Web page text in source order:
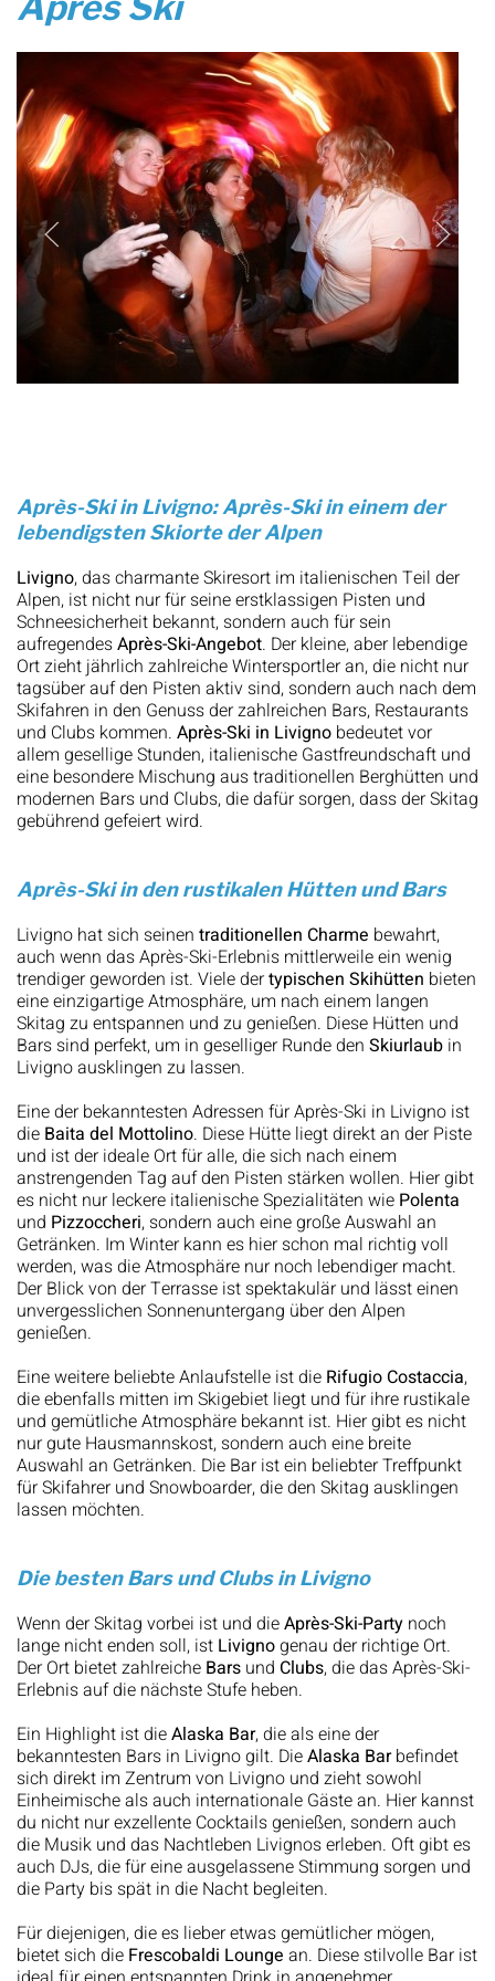
Après-Ski in Livigno: Après-Ski in einem der
lebendigsten Skiorte der Alpen
Livigno, das charmante Skiresort im italienischen Teil der
Alpen, ist nicht nur für seine erstklassigen Pisten und
Schneesicherheit bekannt, sondern auch für sein
aufregendesAprès-Ski-Angebot. Der kleine, aber lebendige
Ort zieht jährlich zahlreiche Wintersportler an, die nicht nur
tagsüber auf den Pisten aktiv sind, sondern auch nach dem
Skifahren in den Genuss der zahlreichen Bars, Restaurants
und Clubs kommen. Après-Ski in Livigno bedeutet vor
allem gesellige Stunden, italienische Gastfreundschaft und
eine besondere Mischung aus traditionellen Berghütten und
modernen Bars und Clubs, die dafür sorgen, dass der Skitag
gebührend gefeiert wird.
Après-Ski in den rustikalen Hütten und Bars
Livigno hat sich seinen traditionellen Charme bewahrt,
auch wenn das Après-Ski-Erlebnis mittlerweile ein wenig
trendiger geworden ist. Viele dertypischen Skihütten bieten
eine einzigartige Atmosphäre, um nach einem langen
Skitag zu entspannen und zu genießen. Diese Hütten und
Bars sind perfekt, um in geselliger Runde den Skiurlaub in
Livigno ausklingen zu lassen.
Eine der bekanntesten Adressen für Après-Ski in Livigno ist
die Baita del Mottolino. Diese Hütte liegt direkt an der Piste
und ist der ideale Ort für alle, die sich nach einem
anstrengenden Tag auf den Pisten stärken wollen. Hier gibt
es nicht nur leckere italienische Spezialitäten wie Polenta
und Pizzoccheri, sondern auch eine große Auswahl an
Getränken. Im Winter kann es hier schon mal richtig voll
werden, was die Atmosphäre nur noch lebendiger macht.
Der Blick von der Terrasse ist spektakulär und lässt einen
unvergesslichen Sonnenuntergang über den Alpen
genießen.
Eine weitere beliebte Anlaufstelle ist die Rifugio Costaccia,
die ebenfalls mitten im Skigebiet liegt und für ihre rustikale
und gemütliche Atmosphäre bekannt ist. Hier gibt es nicht
nur gute Hausmannskost, sondern auch eine breite
Auswahl an Getränken. Die Bar ist ein beliebter Treffpunkt
für Skifahrer und Snowboarder, die den Skitag ausklingen
lassen möchten.
Die besten Bars und Clubs in Livigno
Wenn der Skitag vorbei ist und dieAprès-Ski-Party noch
lange nicht enden soll, ist Livignogenau der richtige Ort.
Der Ort bietet zahlreiche Bars und Clubs, die das Après-Ski-
Erlebnis auf die nächste Stufe heben.
Ein Highlight ist dieAlaska Bar, die als eine der
bekanntesten Bars in Livigno gilt. DieAlaska Barbefindet
sich direkt im Zentrum von Livigno und zieht sowohl
Einheimische als auch internationale Gäste an. Hier kannst
du nicht nur exzellente Cocktails genießen, sondern auch
die Musik und das Nachtleben Livignos erleben. Oft gibt es
auch DJs, die für eine ausgelassene Stimmung sorgen und
die Party bis spät in die Nacht begleiten.
Für diejenigen, die es lieber etwas gemütlicher mögen,
bietet sich die Frescobaldi Lounge an. Diese stilvolle Bar ist